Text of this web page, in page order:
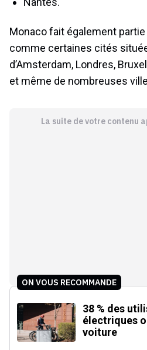
Monaco fait également partie
comme certaines cités
d’Amsterdam, Londres,
et même de nombreuses
La suite de votre contenu
ON VOUS RECOMMANDE
38 % des
électriques
voiture